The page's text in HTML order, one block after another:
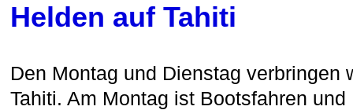
Helden auf Tahiti
Den Montag und Dienstag verbringen
Tahiti. Am Montag ist Bootsfahren